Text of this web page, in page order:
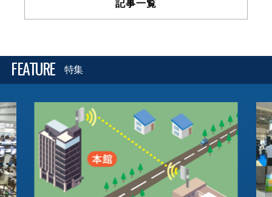
記事一覧
FEATURE 特集